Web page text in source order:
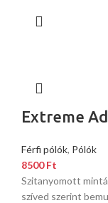
Extreme
Férfi pólók, Pólók
8500Ft
Szitanyomott
szíved szerint